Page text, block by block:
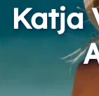
Katja